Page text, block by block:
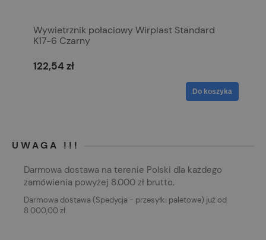
Wywietrznik połaciowy Wirplast Standard
K17-6 Czarny
122,54 zł
Do koszyka
UWAGA !!!
Darmowa dostawa na terenie Polski dla każdego
zamówienia powyżej 8.000 zł brutto.
Darmowa dostawa (Spedycja - przesyłki paletowe) już od
8 000,00 zł.